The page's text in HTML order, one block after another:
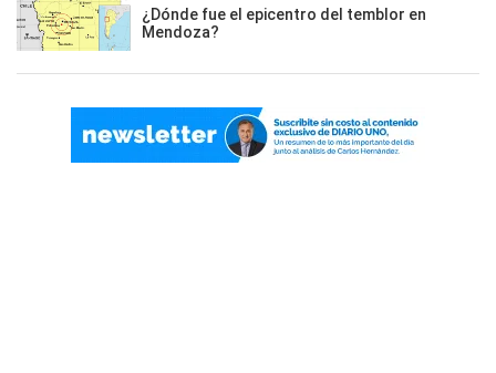
¿Dónde fue el epicentro del temblor en
Mendoza?